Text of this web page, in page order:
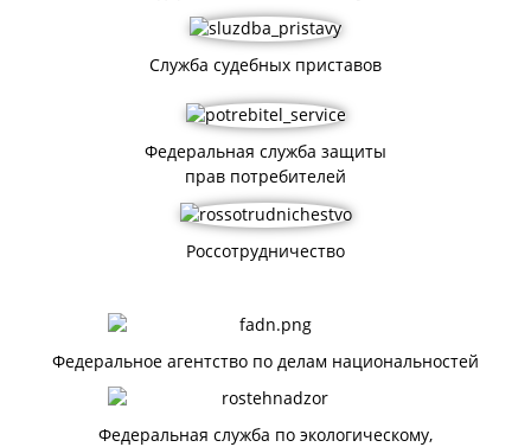
Служба судебных приставов
Федеральная служба защиты
прав потребителей
Россотрудничество
Федеральное агентство по делам национальностей
Федеральная служба по экологическому,